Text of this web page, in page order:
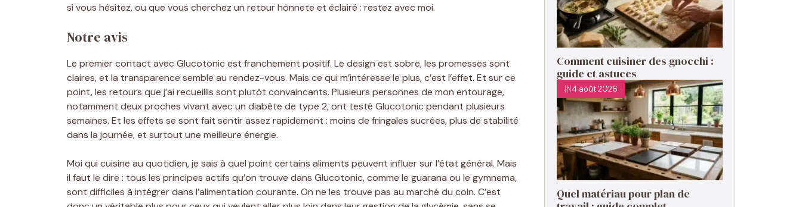
si vous hésitez, ou que vous cherchez un retour hônnete et éclairé : restez avec moi.
Notre avis
Le premier contact avec Glucotonic est franchement positif. Le design est sobre, les promesses sont
claires, et la transparence semble au rendez-vous. Mais ce qui m’intéresse le plus, c’est l’effet. Et sur ce
point, les retours que j’ai recueillis sont plutôt convaincants. Plusieurs personnes de mon entourage,
notamment deux proches vivant avec un diabète de type 2, ont testé Glucotonic pendant plusieurs
semaines. Et les effets se sont fait sentir assez rapidement : moins de fringales sucrées, plus de stabilité
dans la journée, et surtout une meilleure énergie.
Moi qui cuisine au quotidien, je sais à quel point certains aliments peuvent influer sur l’état général. Mais
il faut le dire : tous les principes actifs qu’on trouve dans Glucotonic, comme le guarana ou le gymnema,
sont difficiles à intégrer dans l’alimentation courante. On ne les trouve pas au marché du coin. C’est
Comment cuisiner des gnocchi :
guide et astuces
4 août 2026
Quel matériau pour plan de